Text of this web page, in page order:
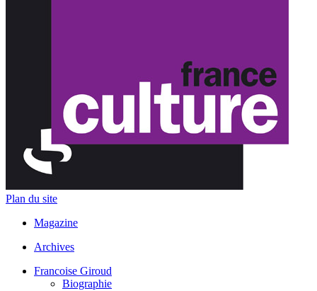
Plan du site
Magazine
Archives
Francoise Giroud
Biographie